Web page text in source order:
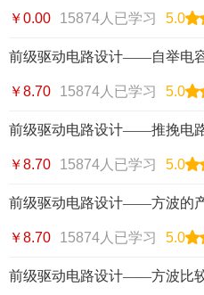
￥0.00 15874人已学习 5.0
前级驱动电路设计——自举电
￥8.70 15874人已学习 5.0
前级驱动电路设计——推挽电
￥8.70 15874人已学习 5.0
前级驱动电路设计——方波的
￥8.70 15874人已学习 5.0
前级驱动电路设计——方波比